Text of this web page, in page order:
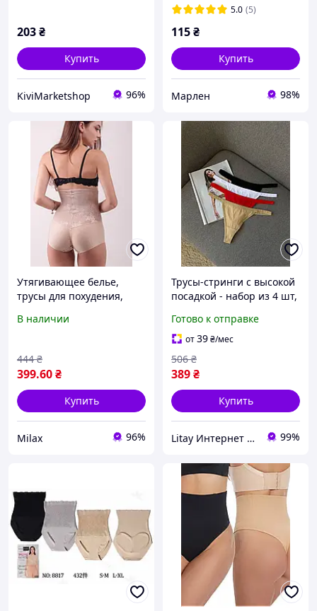
203₴
Купить
KiviMarketshop 96%
5.0 (5)
115₴
Купить
Марлен 98%
Утягивающее белье,
трусы для похудения,
талии (2102)
В наличии
399.60₴
444 ₴
Купить
Milax 96%
Трусы-стринги с высокой
посадкой - набор из 4 шт,
комфорта
Готово к отправке
от39₴/мес
389₴
506 ₴
Купить
Litay Интернет магазин 99%